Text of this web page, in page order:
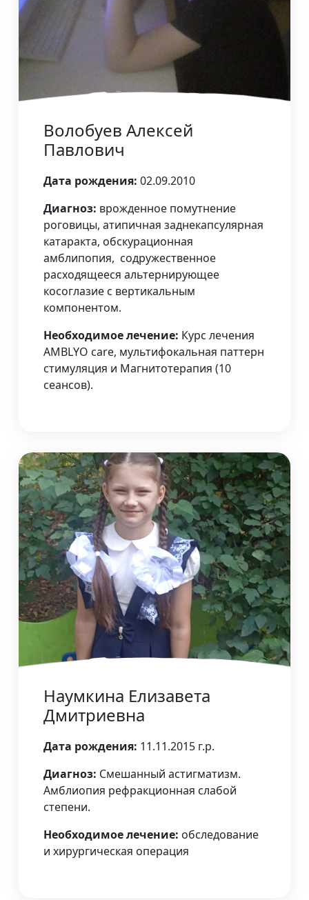
Волобуев Алексей
Павлович
Дата рождения: 02.09.2010
Диагноз: врожденное помутнение
роговицы, атипичная заднекапсулярная
катаракта, обскурационная
амблипопия, содружественное
расходящееся альтернирующее
косоглазие с вертикальным
компонентом.
Необходимое лечение: Курс лечения
AMBLYO care, мультифокальная паттерн
стимуляция и Магнитотерапия (10
сеансов).
Наумкина Елизавета
Дмитриевна
Дата рождения: 11.11.2015 г.р.
Диагноз: Смешанный астигматизм.
Амблиопия рефракционная слабой
степени.
Необходимое лечение: обследование
и хирургическая операция